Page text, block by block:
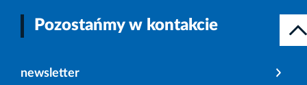
Pozostańmy w kontakcie
newsletter